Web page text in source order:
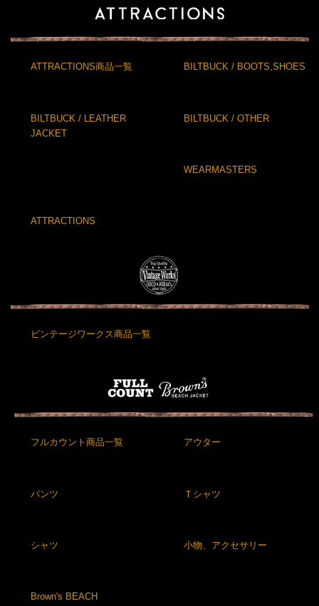
ATTRACTIONS商品一覧 BILTBUCK / BOOTS,SHOES
BILTBUCK / LEATHER
JACKET
BILTBUCK / OTHER
WEARMASTERS
ATTRACTIONS
ビンテージワークス商品一覧
フルカウント商品一覧 アウター
パンツ Ｔシャツ
シャツ 小物、アクセサリー
Brown's BEACH